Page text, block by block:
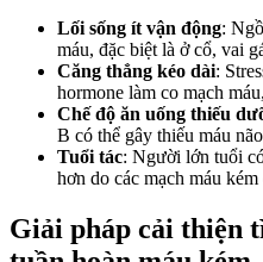
Lối sống ít vận động:
máu, đặc biệt là ở cổ, vai
Căng thẳng kéo dài:
hormone làm co mạch
Chế độ ăn uống thiếu
B có thể gây thiếu máu
Tuổi tác: Người lớn tuổi
hơn do các mạch máu kém
Giải pháp cải thiện